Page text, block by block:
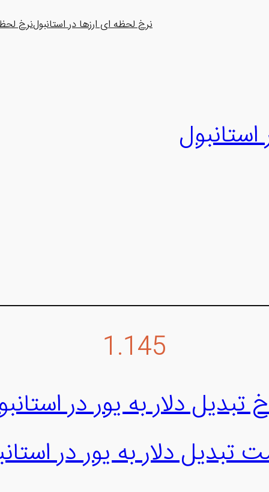
نرخ لحظه ای ارزها در استانبولنرخ
استانبول
1.145
تبدیل دلار به یور در
تبدیل دلار به یور در